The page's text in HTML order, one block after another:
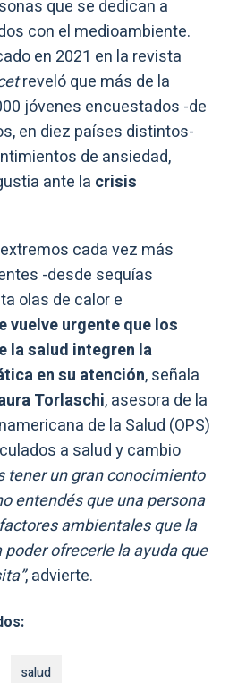
que se dedican a
con el medioambiente.
en 2021 en la revista
reveló que más de la
jóvenes encuestados -de
en diez países distintos-
de ansiedad,
ante la crisis
cada vez más
-desde sequías
olas de calor e
vuelve urgente que los
la salud integren la
en su atención, señala
Torlaschi, asesora de la
de la Salud (OPS)
a salud y cambio
tener un gran conocimiento
entendés que una persona
ambientales que la
ofrecerle la ayuda que
, advierte.
salud